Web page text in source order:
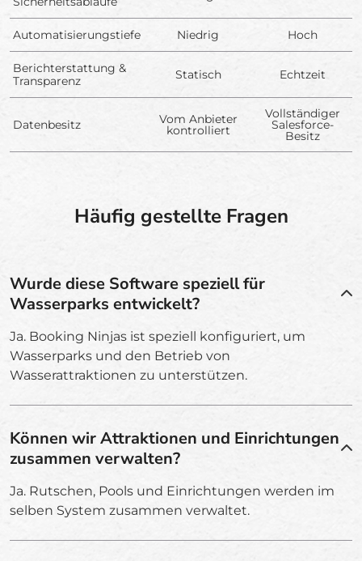
Automatisierungstiefe Niedrig Hoch
Berichterstattung &
Transparenz
Statisch Echtzeit
Datenbesitz Vom Anbieter
kontrolliert
Vollständiger
Salesforce-
Besitz
Häufig gestellte Fragen
Wurde diese Software speziell für
Wasserparks entwickelt?
Ja. Booking Ninjas ist speziell konfiguriert, um
Wasserparks und den Betrieb von
Wasserattraktionen zu unterstützen.
Können wir Attraktionen und Einrichtungen
zusammen verwalten?
Ja. Rutschen, Pools und Einrichtungen werden im
selben System zusammen verwaltet.